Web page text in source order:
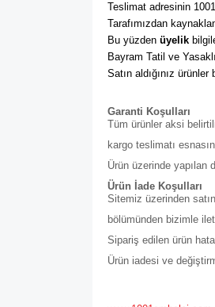
Teslimat adresinin
Tarafımızdan
Bu yüzden üyelik
Bayram Tatil ve
Satın aldığınız
Garanti Koşulları
Tüm ürünler aksi
kargo teslimatı
Ürün üzerinde yapılan
Ürün İade Koşulları
Sitemiz üzerinden
bölümünden bizimle
Sipariş edilen ürün
Ürün iadesi ve